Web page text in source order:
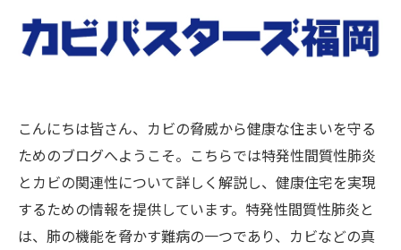
こんにちは皆さん、カビの脅威から健康な住まいを守る
ためのブログへようこそ。こちらでは特発性間質性肺炎
とカビの関連性について詳しく解説し、健康住宅を実現
するための情報を提供しています。特発性間質性肺炎と
は、肺の機能を脅かす難病の一つであり、カビなどの真